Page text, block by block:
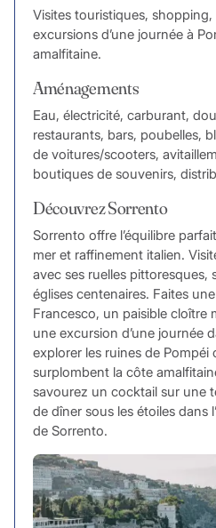
Visites touristiques,
excursions d’une journée à
amalfitaine.
Aménagements
Eau, électricité, carburant,
restaurants, bars, poubelles,
de voitures/scooters,
boutiques de souvenirs,
Découvrez Sorrento
Sorrento offre l’équilibre
mer et raffinement italien.
avec ses ruelles pittoresques,
églises centenaires. Faites
Francesco, un paisible cloître
une excursion d’une journée
explorer les ruines de
surplombent la côte
savourez un cocktail sur une
de dîner sous les étoiles dans
de Sorrento.